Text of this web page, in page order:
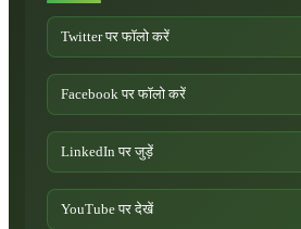
Twitter पर फॉलो करें
Facebook पर फॉलो करें
LinkedIn पर जुड़ें
YouTube पर देखें